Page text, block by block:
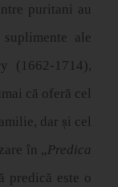
puritani au
ale
(1662-1714),
că oferă cel
dar și cel
în „Predica
predică este o